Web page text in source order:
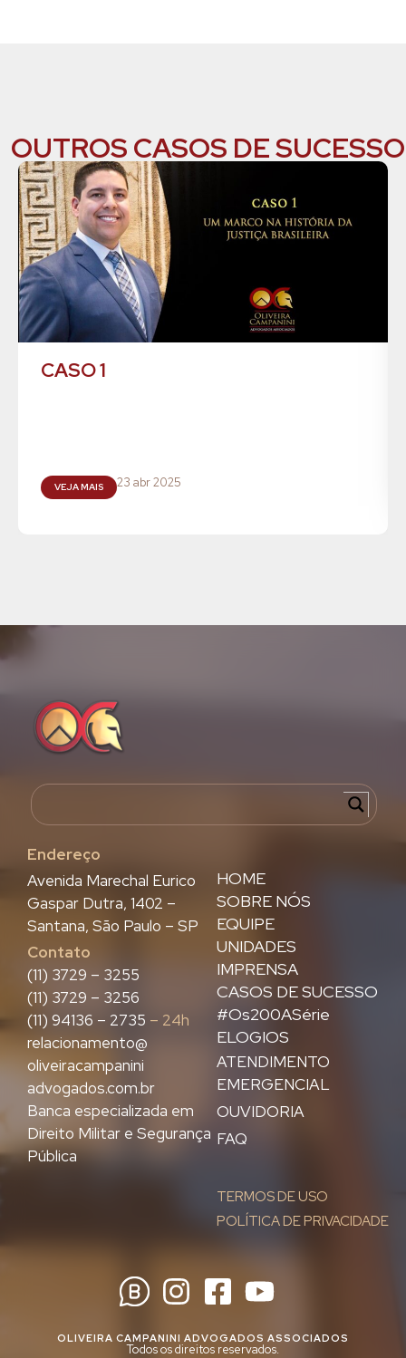
OUTROS CASOS DE SUCESSO
CASO 1
VEJA MAIS 23 abr 2025
Endereço
HOME
SOBRE NÓS
EQUIPE
UNIDADES
IMPRENSA
CASOS DE SUCESSO
#Os200ASérie
ELOGIOS
ATENDIMENTO
EMERGENCIAL
OUVIDORIA
FAQ
TERMOS DE USO
POLÍTICA DE PRIVACIDADE
Avenida Marechal Eurico
Gaspar Dutra, 1402 –
Santana, São Paulo – SP
Contato
(11) 3729 – 3255
(11) 3729 – 3256
(11) 94136 – 2735 – 24h
relacionamento@
oliveiracampanini
advogados.com.br
Banca especializada em
Direito Militar e Segurança
Pública
OLIVEIRA CAMPANINI ADVOGADOS ASSOCIADOS
Todos os direitos reservados.